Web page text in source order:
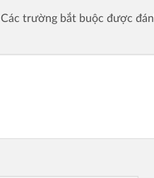
Các trường bắt buộc được